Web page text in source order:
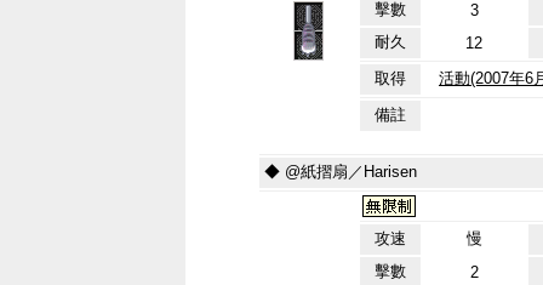
擊數
3
耐久
12
取得
活動(2007年6
備註
◆ @紙摺扇／Harisen
攻速
慢
擊數
2